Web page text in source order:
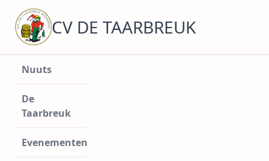
naar
inhoud
CV DE TAARBREUK
Nuuts
De
Taarbreuk
Evenementen